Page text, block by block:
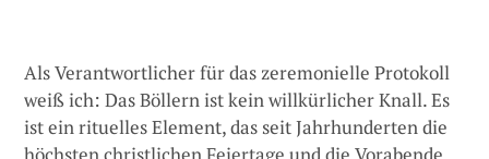
Als Verantwortlicher für das zeremonielle Protokoll
weiß ich: Das Böllern ist kein willkürlicher Knall. Es
ist ein rituelles Element, das seit Jahrhunderten die